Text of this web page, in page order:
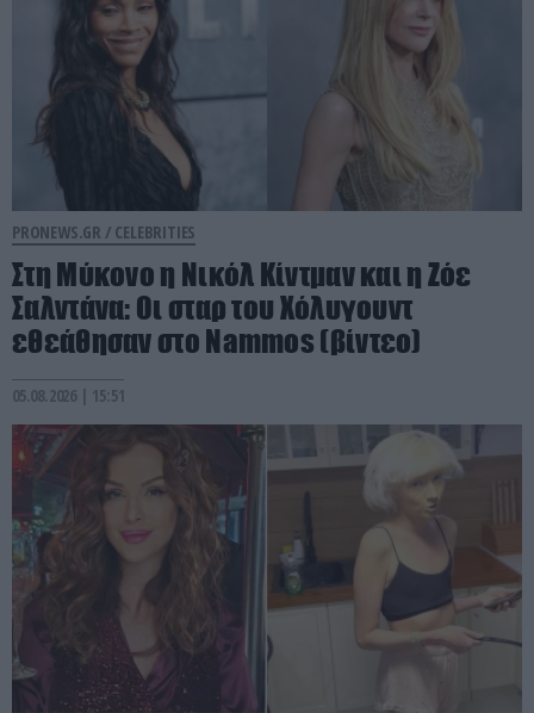
PRONEWS.GR / CELEBRITIES
Στη Μύκονο η Νικόλ Κίντμαν και η Ζόε
Σαλντάνα: Οι σταρ του Χόλυγουντ
εθεάθησαν στο Nammos (βίντεο)
05.08.2026 | 15:51